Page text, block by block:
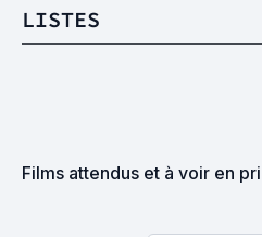
LISTES
Films attendus et à voir en